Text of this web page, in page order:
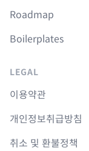
Roadmap
Boilerplates
LEGAL
이용약관
개인정보취급방침
취소 및 환불정책